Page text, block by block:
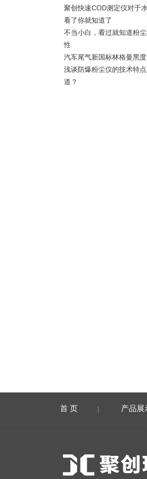
聚创快速COD测定仪对于
看了你就知道了
不当小白，看过就知道粉
性
汽车尾气新国标林格曼黑
浅谈防爆粉尘仪的技术特
道？
首 页 | 产品展